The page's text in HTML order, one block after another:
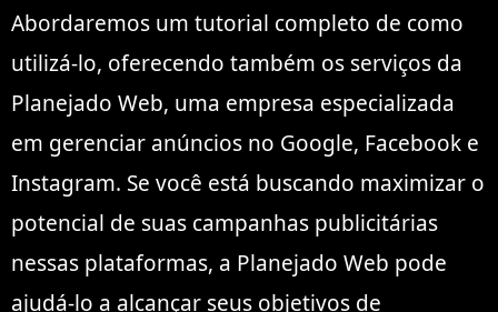
Abordaremos um tutorial completo de como
utilizá-lo, oferecendo também os serviços da
Planejado Web, uma empresa especializada
em gerenciar anúncios no Google, Facebook e
Instagram. Se você está buscando maximizar o
potencial de suas campanhas publicitárias
nessas plataformas, a Planejado Web pode
ajudá-lo a alcançar seus objetivos de